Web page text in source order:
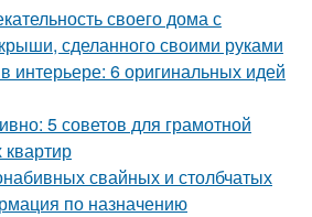
своего дома с
сделанного своими руками
интерьере: 6 оригинальных идей
5 советов для грамотной
свайных и столбчатых
по назначению